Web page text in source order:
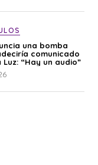
una bomba
comunicado
Luz: “Hay un audio”